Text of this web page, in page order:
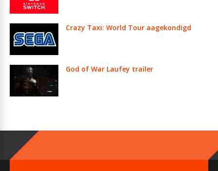
Crazy Taxi: World Tour aagekondigd
God of War Laufey trailer